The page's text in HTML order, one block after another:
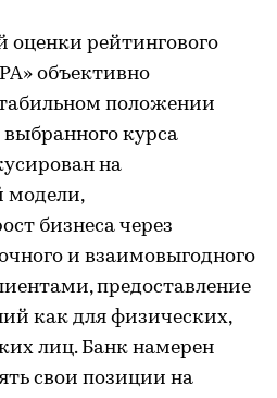
оценки рейтингового
объективно
положении
курса
на
модели,
бизнеса через
и взаимовыгодного
предоставление
как для физических,
лиц. Банк намерен
свои позиции на